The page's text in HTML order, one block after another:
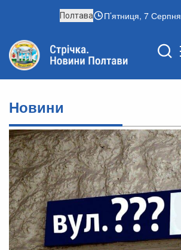
Полтава П’ятниця, 7 Серпня
Новини